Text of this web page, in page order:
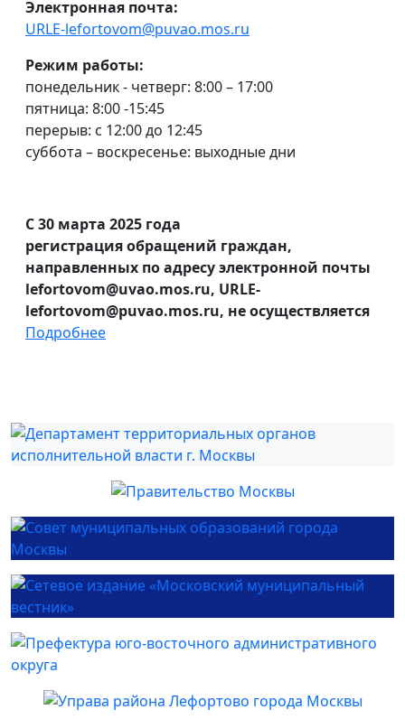
Электронная почта:
URLE-lefortovom@puvao.mos.ru
Режим работы:
понедельник - четверг: 8:00 – 17:00
пятница: 8:00 -15:45
перерыв: с 12:00 до 12:45
суббота – воскресенье: выходные дни
С 30 марта 2025 года
регистрация обращений граждан,
направленных по адресу электронной почты
lefortovom@uvao.mos.ru, URLE-
lefortovom@puvao.mos.ru, не осуществляется
Подробнее